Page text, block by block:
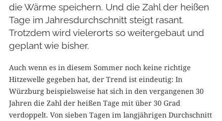
die Wärme speichern. Und die Zahl der heißen
Tage im Jahresdurchschnitt steigt rasant.
Trotzdem wird vielerorts so weitergebaut und
geplant wie bisher.
Auch wenn es in diesem Sommer noch keine richtige
Hitzewelle gegeben hat, der Trend ist eindeutig: In
Würzburg beispielsweise hat sich in den vergangenen 30
Jahren die Zahl der heißen Tage mit über 30 Grad
verdoppelt. Von sieben Tagen im langjährigen Durchschnitt